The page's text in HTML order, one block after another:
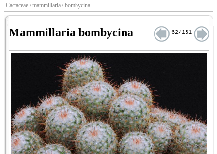
Cactaceae / mammillaria / bombycina
Mammillaria bombycina 62/131